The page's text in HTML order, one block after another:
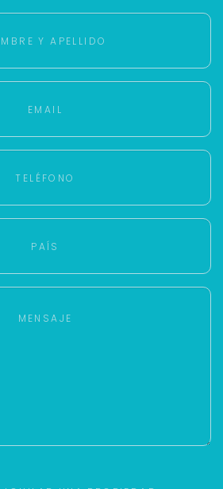
responderte
y más rápido
para identificar tu consulta en el
seguros